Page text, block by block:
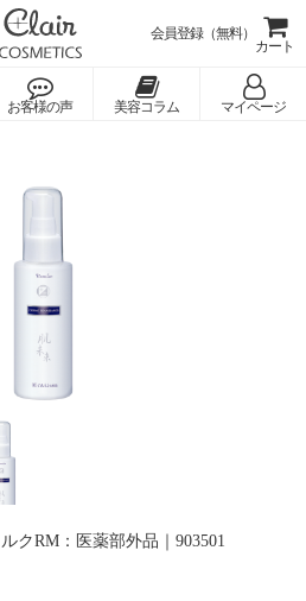
会員登録（無料）
カート
お客様の声 美容コラム マイページ
クRM：医薬部外品｜903501